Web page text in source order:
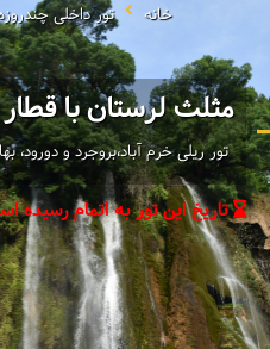
خانه تور داخلی
مثلث لرستان با قطار
تور ریلی خرم آباد،بروجرد و دورود،
تاریخ این تور به اتمام رسیده